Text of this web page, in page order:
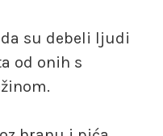
su debeli ljudi
od onih s